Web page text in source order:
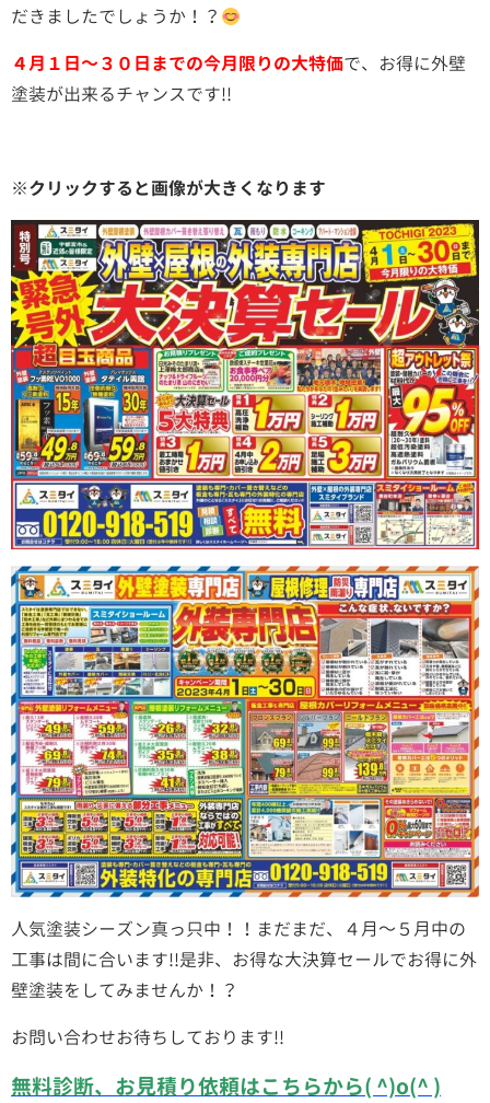
だきましたでしょうか！？
４月１日～３０日までの今月限りの大特価で、お得に外壁
塗装が出来るチャンスです!!
※クリックすると画像が大きくなります
人気塗装シーズン真っ只中！！まだまだ、４月～５月中の
工事は間に合います!!是非、お得な大決算セールでお得に外
壁塗装をしてみませんか！？
お問い合わせお待ちしております!!
無料診断、お見積り依頼はこちらから( ^)o(^ )